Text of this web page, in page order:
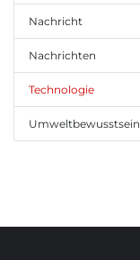
Nachricht
Nachrichten
Technologie
Umweltbewusstsein